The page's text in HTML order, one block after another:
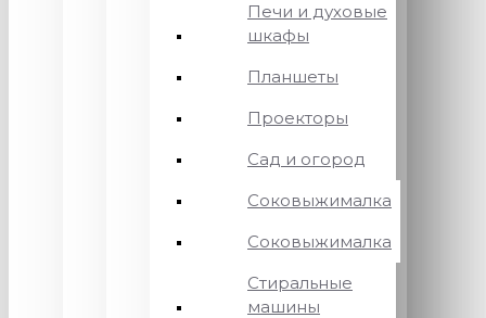
Печи и духовые
шкафы
Планшеты
Проекторы
Сад и огород
Соковыжималка
Соковыжималка
Стиральные
машины